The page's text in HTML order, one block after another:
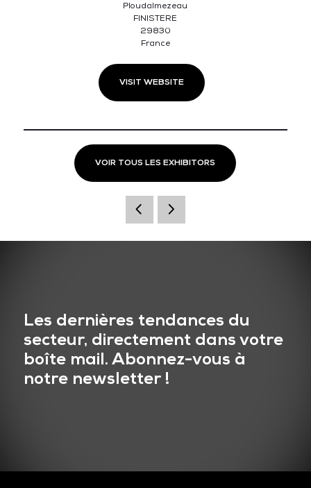
Ploudalmezeau
FINISTERE
29830
France
VISIT WEBSITE
VOIR TOUS LES EXHIBITORS
Les dernières tendances du
secteur, directement dans votre
boîte mail. Abonnez-vous à
notre newsletter !